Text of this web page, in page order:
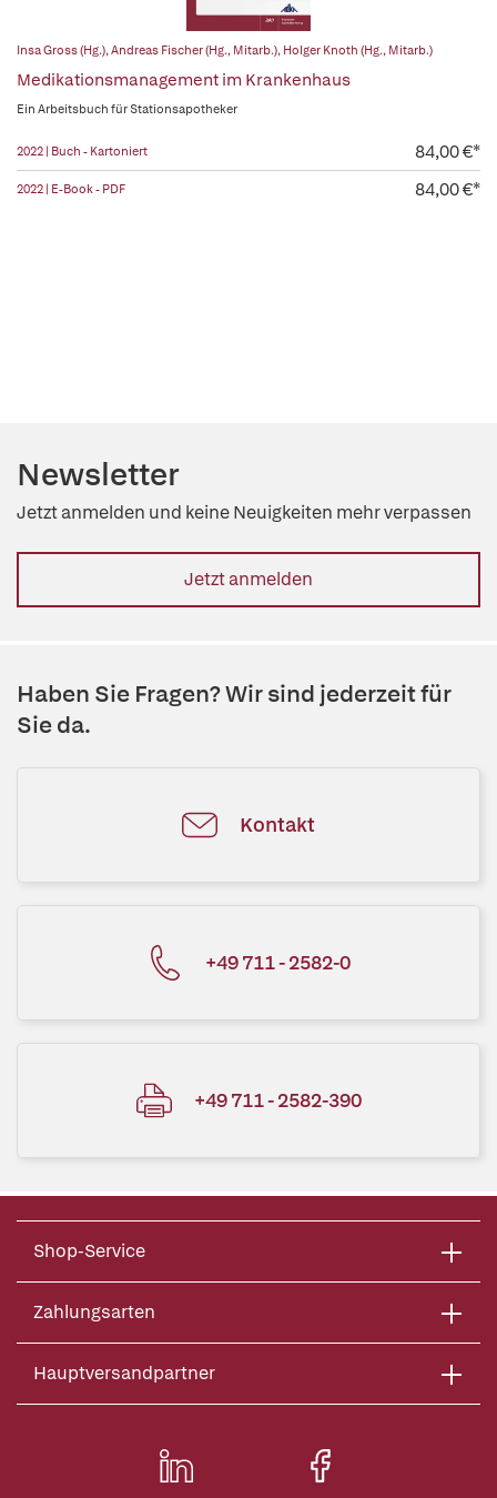
Insa Gross (Hg.),Andreas Fischer (Hg., Mitarb.), Holger Knoth (Hg., Mitarb.)
Medikationsmanagement im Krankenhaus
Ein Arbeitsbuch für Stationsapotheker
2022 | Buch - Kartoniert 84,00 €*
2022 | E-Book - PDF 84,00 €*
Newsletter
Jetzt anmelden und keine Neuigkeiten mehr verpassen
Jetzt anmelden
Haben Sie Fragen? Wir sind jederzeit für
Sie da.
Kontakt
+49 711 - 2582-0
+49 711 - 2582-390
Shop-Service
Zahlungsarten
Hauptversandpartner